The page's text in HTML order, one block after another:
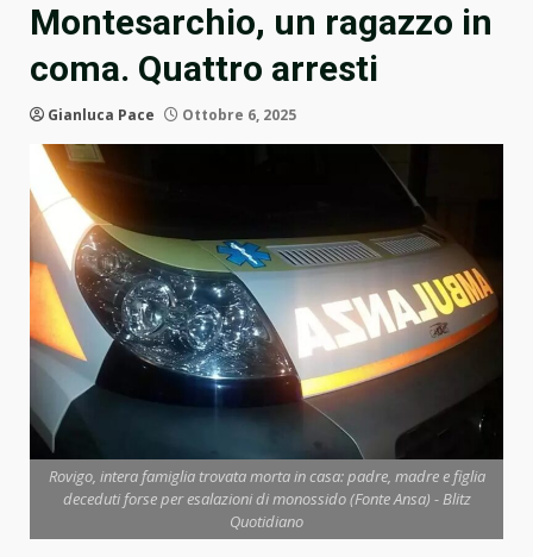
Montesarchio, un ragazzo in
coma. Quattro arresti
Gianluca Pace Ottobre 6, 2025
Rovigo, intera famiglia trovata morta in casa: padre, madre e figlia
deceduti forse per esalazioni di monossido (Fonte Ansa) - Blitz
Quotidiano